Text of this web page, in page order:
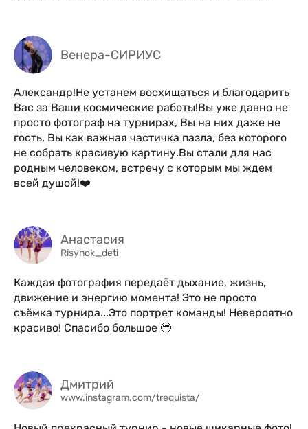
Венера-СИРИУС
Александр!Не устанем восхищаться и благодарить
Вас за Ваши космические работы!Вы уже давно не
просто фотограф на турнирах, Вы на них даже не
гость, Вы как важная частичка пазла, без которого
не собрать красивую картину.Вы стали для нас
родным человеком, встречу с которым мы ждем
всей душой!❤️
Анастасия
Risynok_deti
Каждая фотография передаёт дыхание, жизнь,
движение и энергию момента! Это не просто
съёмка турнира...Это портрет команды! Невероятно
красиво! Спасибо большое 🥹
Дмитрий
www.instagram.com/trequista/